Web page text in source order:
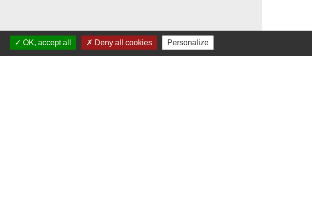
OK, accept all Deny all cookies Personalize